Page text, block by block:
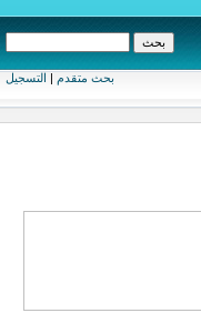
بحث متقدم | التسجيل